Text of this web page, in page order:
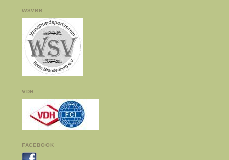
WSVBB
VDH
FACEBOOK